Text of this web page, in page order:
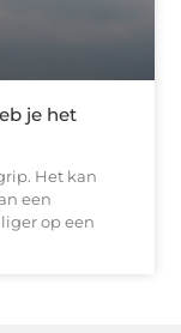
je het
Het kan
een
op een